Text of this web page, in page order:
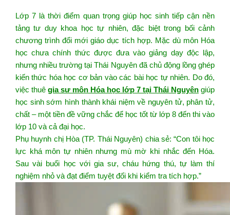
Lớp 7 là thời điểm quan trọng giúp học sinh tiếp cận nền
tảng tư duy khoa học tự nhiên, đặc biệt trong bối cảnh
chương trình đổi mới giáo dục tích hợp. Mặc dù môn Hóa
học chưa chính thức được đưa vào giảng dạy độc lập,
nhưng nhiều trường tại Thái Nguyên đã chủ động lồng ghép
kiến thức hóa học cơ bản vào các bài học tự nhiên. Do đó,
việc thuê gia sư môn Hóa học lớp 7 tại Thái Nguyên giúp
học sinh sớm hình thành khái niệm về nguyên tử, phân tử,
chất – một tiền đề vững chắc để học tốt từ lớp 8 đến thi vào
lớp 10 và cả đại học.
Phụ huynh chị Hòa (TP. Thái Nguyên) chia sẻ: “Con tôi học
lực khá môn tự nhiên nhưng mù mờ khi nhắc đến Hóa.
Sau vài buổi học với gia sư, cháu hứng thú, tự làm thí
nghiệm nhỏ và đạt điểm tuyệt đối khi kiểm tra tích hợp.”